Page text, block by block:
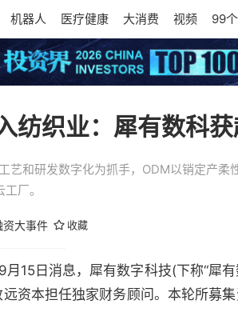
机器人 医疗健康 大消费 视频 99
纺织业：犀有数科
艺和研发数字化为抓手，ODM以销定产
厂。
资大事件 收藏
15日消息，犀有数字科技(下称“犀
资本担任独家财务顾问。本轮所募